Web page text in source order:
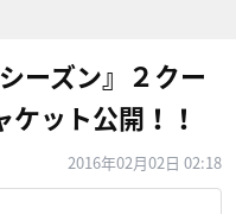
ーズン』２クー
ケット公開！！
2016年02月02日 02:18